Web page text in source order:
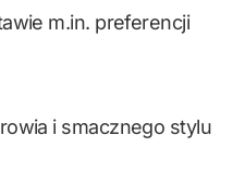
m.in. preferencji
i smacznego stylu